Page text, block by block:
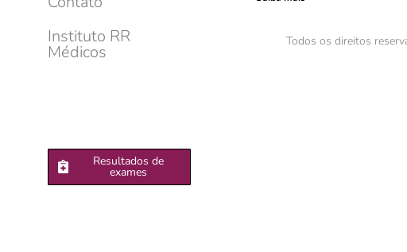
Todos os direitos
Instituto RR
Médicos
Resultados de
exames